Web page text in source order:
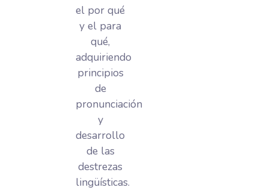
el por qué
y el para
qué,
adquiriendo
principios
de
pronunciación
y
desarrollo
de las
destrezas
lingüísticas.